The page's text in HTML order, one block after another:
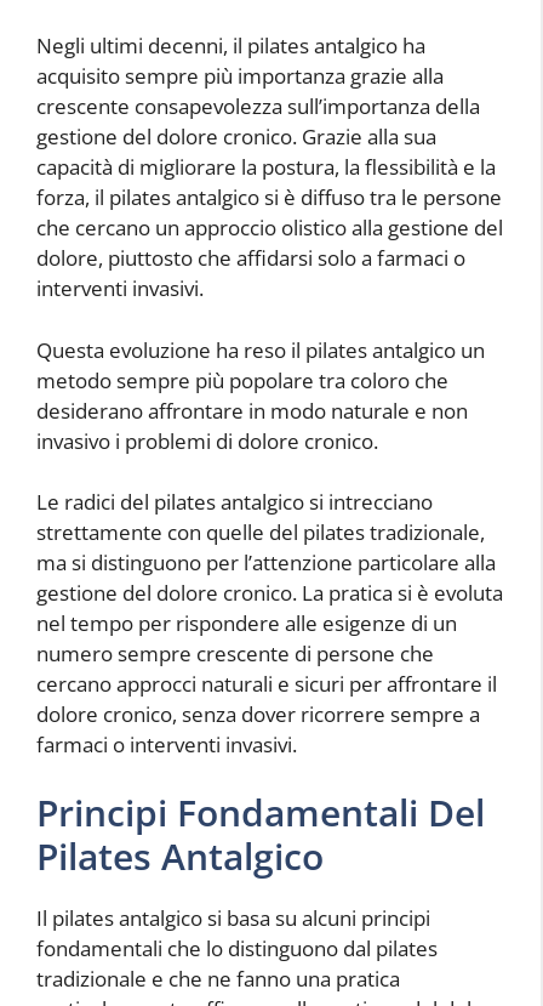
Negli ultimi decenni, il pilates antalgico ha
acquisito sempre più importanza grazie alla
crescente consapevolezza sull’importanza della
gestione del dolore cronico. Grazie alla sua
capacità di migliorare la postura, la flessibilità e la
forza, il pilates antalgico si è diffuso tra le persone
che cercano un approccio olistico alla gestione del
dolore, piuttosto che affidarsi solo a farmaci o
interventi invasivi.
Questa evoluzione ha reso il pilates antalgico un
metodo sempre più popolare tra coloro che
desiderano affrontare in modo naturale e non
invasivo i problemi di dolore cronico.
Le radici del pilates antalgico si intrecciano
strettamente con quelle del pilates tradizionale,
ma si distinguono per l’attenzione particolare alla
gestione del dolore cronico. La pratica si è evoluta
nel tempo per rispondere alle esigenze di un
numero sempre crescente di persone che
cercano approcci naturali e sicuri per affrontare il
dolore cronico, senza dover ricorrere sempre a
farmaci o interventi invasivi.
Principi Fondamentali Del
Pilates Antalgico
Il pilates antalgico si basa su alcuni principi
fondamentali che lo distinguono dal pilates
tradizionale e che ne fanno una pratica